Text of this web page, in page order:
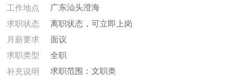
工作地点
广东汕头澄海
求职状态
离职状态，可立即上岗
月薪要求
面议
求职类型
全职
补充说明
求职范围：文职类